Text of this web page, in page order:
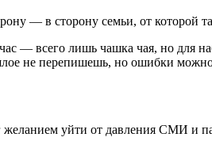
— в сторону семьи, от которой
— всего лишь чашка чая, но для
не перепишешь, но ошибки
желанием уйти от давления СМИ и